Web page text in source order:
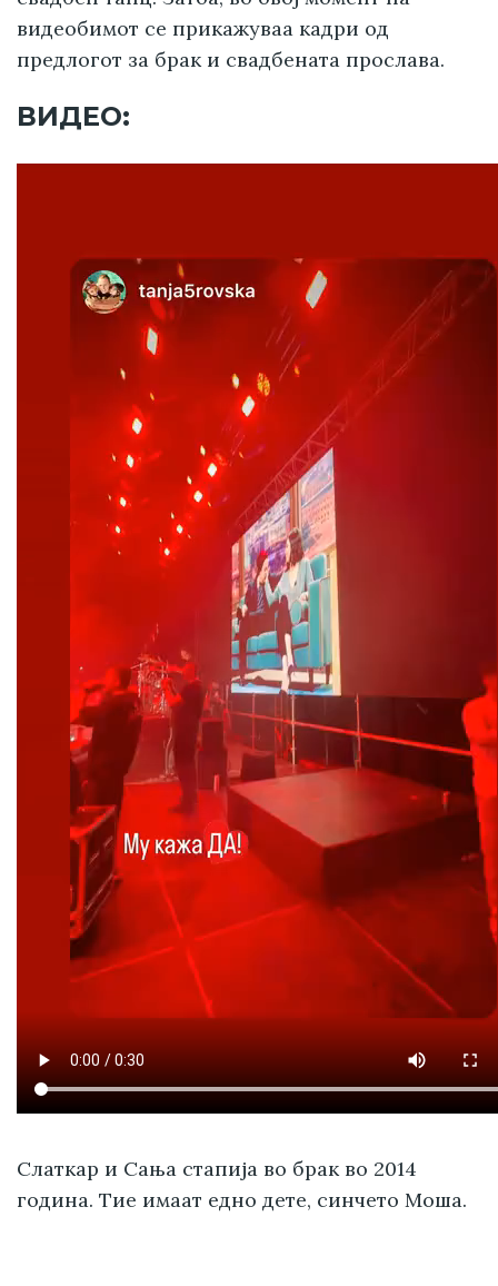
видеобимот се прикажуваа кадри од
предлогот за брак и свадбената прослава.
ВИДЕО:
Слаткар и Сања стапија во брак во 2014
година. Тие имаат едно дете, синчето Моша.